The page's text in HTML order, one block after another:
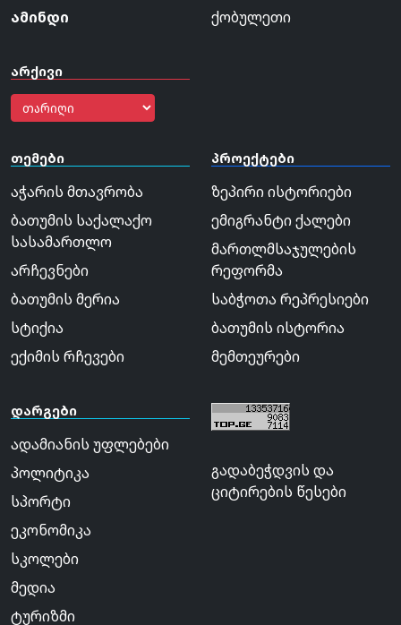
ამინდი
არქივი
ქობულეთი
თემები
აჭარის მთავრობა
ბათუმის საქალაქო
სასამართლო
არჩევნები
ბათუმის მერია
სტიქია
ექიმის რჩევები
პროექტები
ზეპირი ისტორიები
ემიგრანტი ქალები
მართლმსაჯულების
რეფორმა
საბჭოთა რეპრესიები
ბათუმის ისტორია
მემთეურები
დარგები
ადამიანის უფლებები
პოლიტიკა
სპორტი
ეკონომიკა
სკოლები
მედია
ტურიზმი
გადაბეჭდვის და
ციტირების წესები